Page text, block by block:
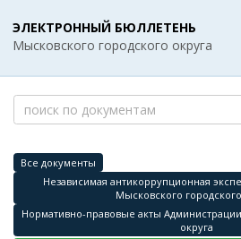
ЭЛЕКТРОННЫЙ БЮЛЛЕТЕНЬ
Мысковского городского округа
Все документы
Независимая антикоррупционная
Мысковского
Нормативно-правовые акты
округа